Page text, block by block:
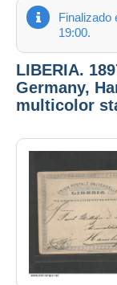
Finalizado
19:00.
LIBERIA.
Germany,
multicolor